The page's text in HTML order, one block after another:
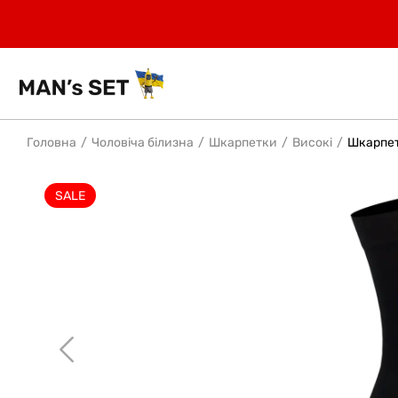
Головна Чоловіча білизна Шкарпетки Високі
SALE